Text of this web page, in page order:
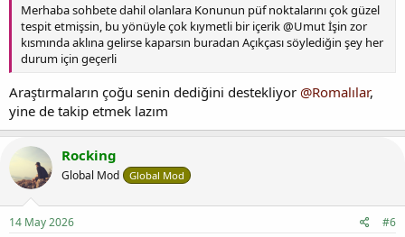
Merhaba sohbete dahil olanlara Konunun püf noktalarını çok güzel
tespit etmişsin, bu yönüyle çok kıymetli bir içerik @Umut İşin zor
kısmında aklına gelirse kaparsın buradan Açıkçası söylediğin şey her
durum için geçerli
Araştırmaların çoğu senin dediğini destekliyor @Romalılar,
yine de takip etmek lazım
Rocking
Global Mod Global Mod
14 May 2026 #6